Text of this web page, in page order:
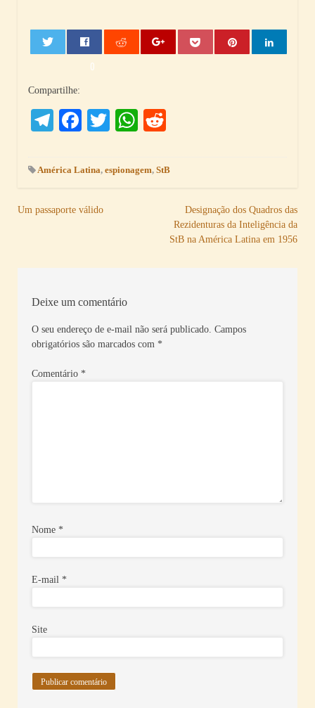
0
Compartilhe:
Telegram
Facebook
TwitterWhatsApp
América Latina, espionagem, StB
Navegação
Um passaporte válido
Designação dos Quadros das
Rezidenturas da Inteligência da
StB na América Latina em 1956
Deixe um comentário
O seu endereço de e-mail não será publicado. Campos
obrigatórios são marcados com *
Comentário *
Nome *
E-mail *
Site